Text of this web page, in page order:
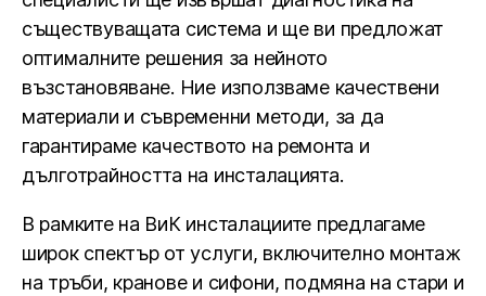
съществуващата система и ще ви предложат
оптималните решения за нейното
възстановяване. Ние използваме качествени
материали и съвременни методи, за да
гарантираме качеството на ремонта и
дълготрайността на инсталацията.
В рамките на ВиК инсталациите предлагаме
широк спектър от услуги, включително монтаж
на тръби, кранове и сифони, подмяна на стари и